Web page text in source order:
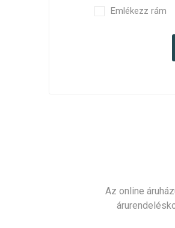
Emlékezz rám
Az online